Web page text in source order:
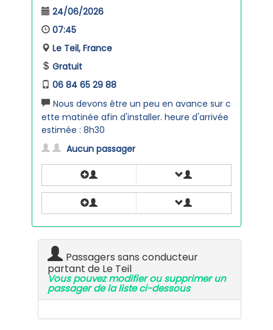
24/06/2026
07:45
Le Teil, France
Gratuit
06 84 65 29 88
Nous devons être un peu en avance sur c
ette matinée afin d'installer. heure d'arrivée
estimée : 8h30
Aucun passager
Passagers sans conducteur
partant de Le Teil
Vous pouvez modifier ou supprimer un
passager de la liste ci-dessous